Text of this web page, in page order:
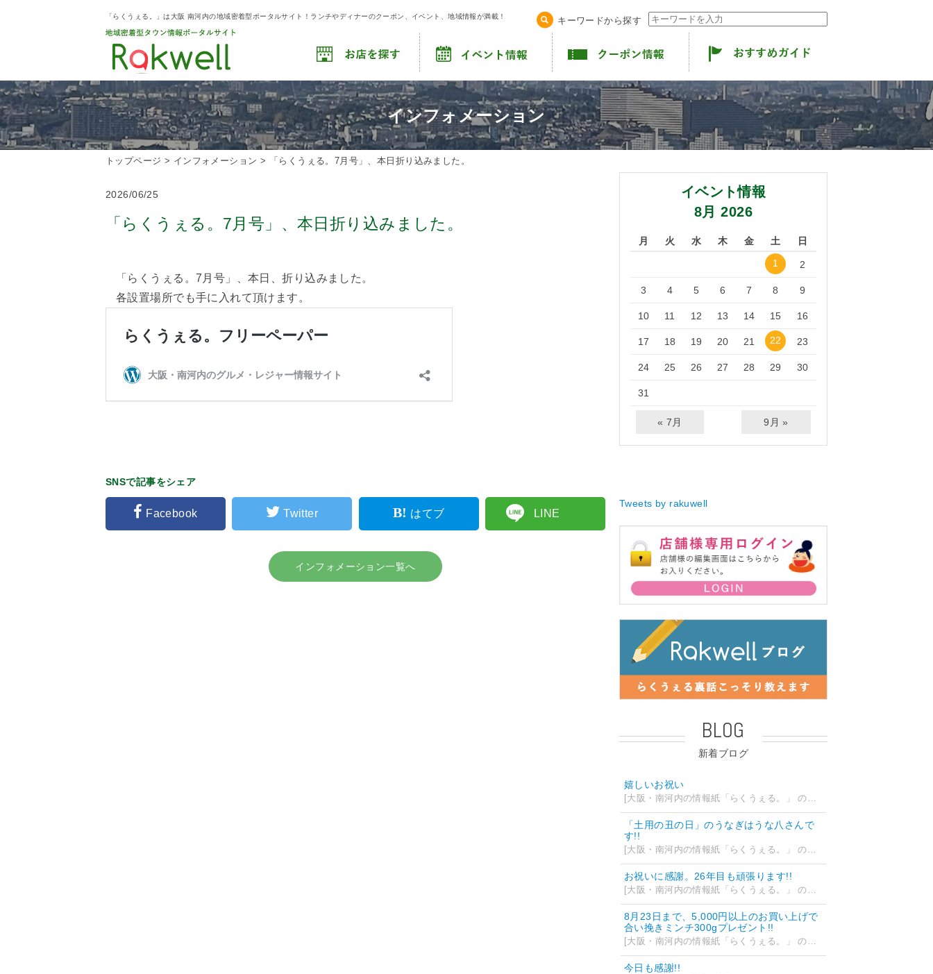
「らくうぇる。」は大阪 南河内の地域密着型ポータルサイト！ランチやディナーのクーポン、イベント、地域情報が満載！ キーワードから探す
インフォメーション
トップページ > インフォメーション > 「らくうぇる。7月号」、本日折り込みました。
2026/06/25
「らくうぇる。7月号」、本日折り込みました。
「らくうぇる。7月号」、本日、折り込みました。
各設置場所でも手に入れて頂けます。
SNSで記事をシェア
Facebook Twitter はてブ LINE
インフォメーション一覧へ
イベント情報
8月 2026
月 火 水 木 金 土
日
1
2
3 4 5 6 7 8 9
10 11 12 13 14 15 16
17 18 19 20 21 22 23
24 25 26 27 28 29 30
31
« 7月 9月 »
Tweets by rakuwell
BLOG
新着ブログ
嬉しいお祝い
[大阪・南河内の情報紙「らくうぇる。」 の編集部ブログ] 2026/07/28 18:42
「土用の丑の日」のうなぎはうな八さんで
す!!
[大阪・南河内の情報紙「らくうぇる。」 の編集部ブログ] 2026/07/26 14:12
お祝いに感謝。26年目も頑張ります!!
[大阪・南河内の情報紙「らくうぇる。」 の編集部ブログ] 2026/07/25 15:35
8月23日まで、5,000円以上のお買い上げで
合い挽きミンチ300gプレゼント!!
[大阪・南河内の情報紙「らくうぇる。」 の編集部ブログ] 2026/07/24 15:31
今日も感謝!!